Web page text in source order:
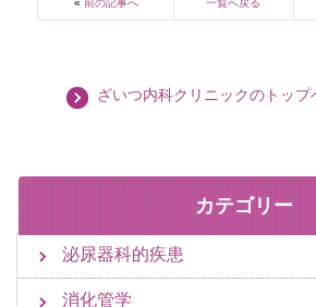
« 前の記事へ 一覧へ戻る
ざいつ内科クリニックのトップ
カテゴリー
泌尿器科的疾患
消化管学